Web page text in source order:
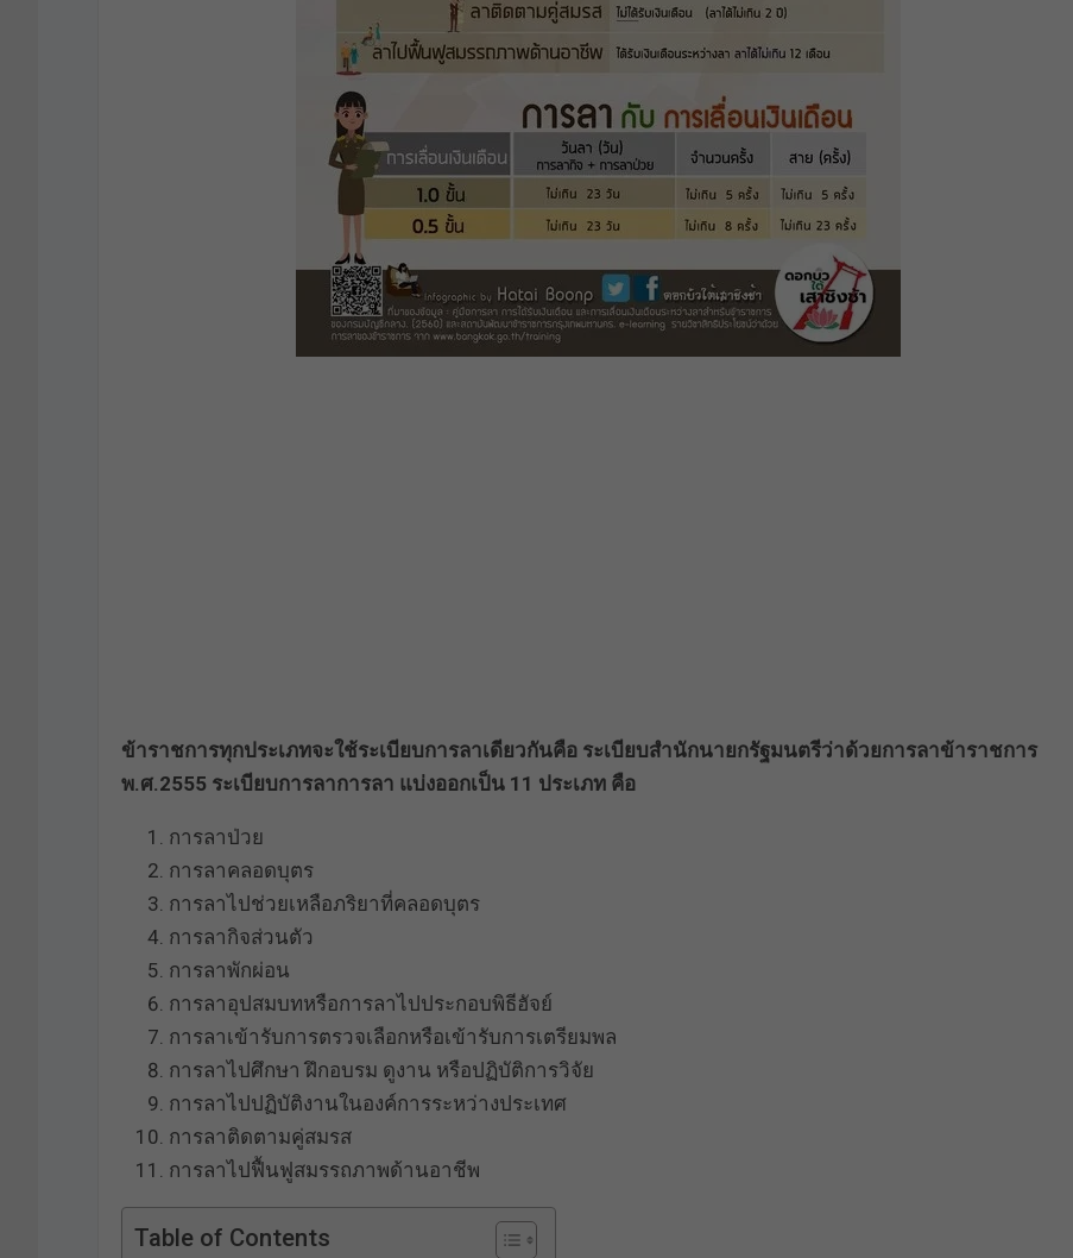
ข้าราชการทุกประเภทจะใช้ระเบียบการลาเดียวกันคือ ระเบียบสำนักนายกรัฐมนตรีว่าด้วยการลาข้าราชการ
พ.ศ.2555 ระเบียบการลาการลา แบ่งออกเป็น 11 ประเภท คือ
การลาป่วย
การลาคลอดบุตร
การลาไปช่วยเหลือภริยาที่คลอดบุตร
การลากิจส่วนตัว
การลาพักผ่อน
การลาอุปสมบทหรือการลาไปประกอบพิธีฮัจย์
การลาเข้ารับการตรวจเลือกหรือเข้ารับการเตรียมพล
การลาไปศึกษา ฝึกอบรม ดูงาน หรือปฏิบัติการวิจัย
การลาไปปฏิบัติงานในองค์การระหว่างประเทศ
การลาติดตามคู่สมรส
การลาไปฟื้นฟูสมรรถภาพด้านอาชีพ
Table of Contents